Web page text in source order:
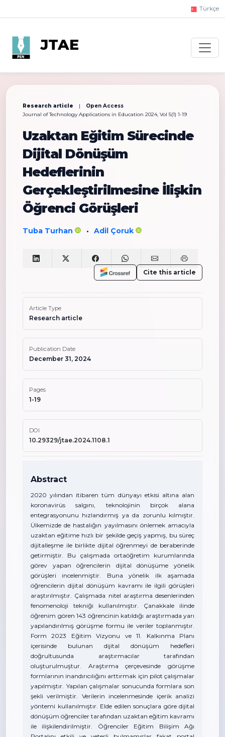
Türkçe
JTAE
Research article |
Open Access
Journal of Technology Applications in Education 2024, Vol 5(1) 1-19
Uzaktan Eğitim Sürecinde
Dijital Dönüşüm
Hedeflerinin
Gerçekleştirilmesine İlişkin
Öğrenci Görüşleri
Tuba Turhan • Adil Çoruk
Cite this article
Article Type
Research article
Publication Date
December 31, 2024
Pages
1-19
DOI
10.29329/jtae.2024.1108.1
Abstract
2020 yılından itibaren tüm dünyayı etkisi altına alan
koronavirüs salgını, teknolojinin birçok alana
entegrasyonunu hızlandırmış ya da zorunlu kılmıştır.
Ülkemizde de hastalığın yayılmasını önlemek amacıyla
uzaktan eğitime hızlı bir şekilde geçiş yapmış, bu süreç
dijitalleşme ile birlikte dijital öğrenmeyi de beraberinde
getirmiştir. Bu çalışmada ortaöğretim kurumlarında
görev yapan öğrencilerin dijital dönüşüme yönelik
görüşleri incelenmiştir. Buna yönelik ilk aşamada
öğrencilerin dijital dönüşüm kavramı ile ilgili görüşleri
araştırılmıştır. Çalışmada nitel araştırma desenlerinden
fenomenoloji tekniği kullanılmıştır. Çanakkale ilinde
öğrenim gören 143 öğrencinin katıldığı araştırmada yarı
yapılandırılmış görüşme formu ile veriler toplanmıştır.
Form 2023 Eğitim Vizyonu ve 11. Kalkınma Planı
içerisinde bulunan dijital dönüşüm hedefleri
doğrultusunda araştırmacılar tarafından
oluşturulmuştur. Araştırma çerçevesinde görüşme
formlarının inandırıcılığını arttırmak için pilot çalışmalar
yapılmıştır. Yapılan çalışmalar sonucunda formlara son
şekli verilmiştir. Verilerin incelenmesinde içerik analizi
yöntemi kullanılmıştır. Elde edilen sonuçlara göre dijital
dönüşüm öğrenciler tarafından uzaktan eğitim kavramı
ile ilişkilendirilmiştir. Öğrenciler Eğitim Bilişim Ağı